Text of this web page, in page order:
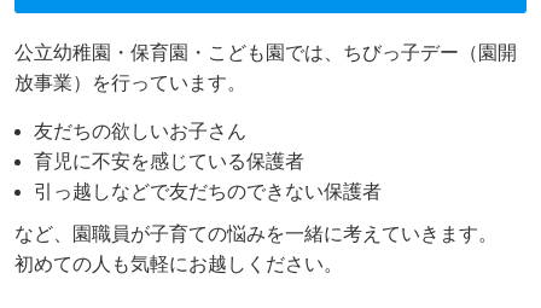
公立幼稚園・保育園・こども園では、ちびっ子デー（園開
放事業）を行っています。
友だちの欲しいお子さん
育児に不安を感じている保護者
引っ越しなどで友だちのできない保護者
など、園職員が子育ての悩みを一緒に考えていきます。
初めての人も気軽にお越しください。